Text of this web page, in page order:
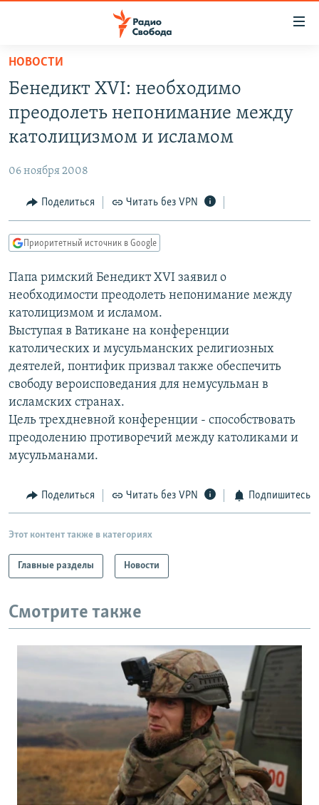
упрощенного
доступа
основному
Вернутся
Вернутся
поиску
ПОДКАСТЫ
АВТОРСКИЕ ПРОЕКТЫ
МНЕНИЯ
КУЛЬТУРА
КАВКАЗ.РЕАЛИИ
СЕВЕР.РЕАЛИИ
СИБИРЬ.РЕАЛИИ
РАСПИСАНИЕ ВЕЩАНИЯ
ПОДПИШИТЕСЬ НА РАССЫЛКУ
Все сайты РСЕ/РС
НОВОСТИ
Бенедикт XVI: необходимо
преодолеть непонимание между
католицизмом и исламом
06 ноября 2008
Поделиться Читать без VPN
Приоритетный источник в Google
Папа римский Бенедикт XVI заявил о
необходимости преодолеть непонимание между
католицизмом и исламом.
Выступая в Ватикане на конференции
католических и мусульманских религиозных
деятелей, понтифик призвал также обеспечить
свободу вероисповедания для немусульман в
исламских странах.
Цель трехдневной конференции - способствовать
преодолению противоречий между католиками и
мусульманами.
Поделиться Читать без VPN Подпишитесь
Этот контент также в категориях
Главные разделы Новости
Смотрите также